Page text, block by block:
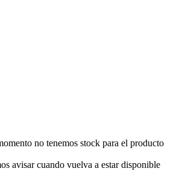
no tenemos stock para el producto
avisar cuando vuelva a estar disponible